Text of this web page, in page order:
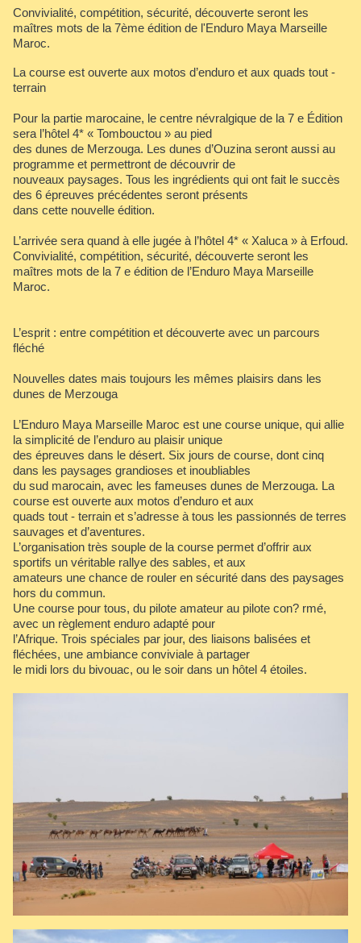
Convivialité, compétition, sécurité, découverte seront les
maîtres mots de la 7ème édition de l'Enduro Maya Marseille
Maroc.
La course est ouverte aux motos d’enduro et aux quads tout -
terrain
Pour la partie marocaine, le centre névralgique de la 7 e Édition
sera l’hôtel 4* « Tombouctou » au pied
des dunes de Merzouga. Les dunes d’Ouzina seront aussi au
programme et permettront de découvrir de
nouveaux paysages. Tous les ingrédients qui ont fait le succès
des 6 épreuves précédentes seront présents
dans cette nouvelle édition.
L’arrivée sera quand à elle jugée à l’hôtel 4* « Xaluca » à Erfoud.
Convivialité, compétition, sécurité, découverte seront les
maîtres mots de la 7 e édition de l’Enduro Maya Marseille
Maroc.
L’esprit : entre compétition et découverte avec un parcours
fléché
Nouvelles dates mais toujours les mêmes plaisirs dans les
dunes de Merzouga
L’Enduro Maya Marseille Maroc est une course unique, qui allie
la simplicité de l’enduro au plaisir unique
des épreuves dans le désert. Six jours de course, dont cinq
dans les paysages grandioses et inoubliables
du sud marocain, avec les fameuses dunes de Merzouga. La
course est ouverte aux motos d’enduro et aux
quads tout - terrain et s’adresse à tous les passionnés de terres
sauvages et d’aventures.
L’organisation très souple de la course permet d’offrir aux
sportifs un véritable rallye des sables, et aux
amateurs une chance de rouler en sécurité dans des paysages
hors du commun.
Une course pour tous, du pilote amateur au pilote con? rmé,
avec un règlement enduro adapté pour
l’Afrique. Trois spéciales par jour, des liaisons balisées et
fléchées, une ambiance conviviale à partager
le midi lors du bivouac, ou le soir dans un hôtel 4 étoiles.